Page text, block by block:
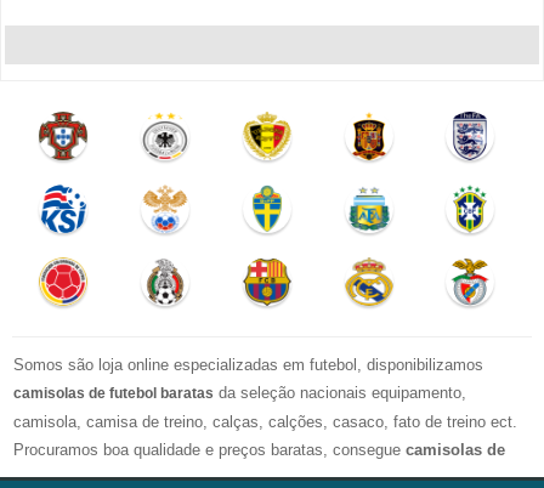
Somos são loja online especializadas em futebol, disponibilizamos
camisolas de futebol baratas da seleção nacionais equipamento,
camisola, camisa de treino, calças, calções, casaco, fato de treino ect.
Procuramos boa qualidade e preços baratas, consegue camisolas de
futebol personalizadas. Esperamos ir ao encontro das tuas